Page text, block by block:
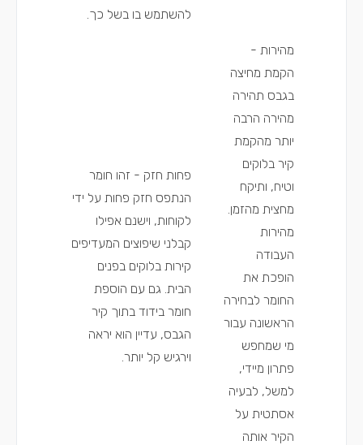
להשתמש בו בשל כך.
מהירות -
הקמת מחיצה
בגבס תהירה
מהירה הרבה
יותר מהקמת
קיר בלוקים
וטיח, ותיקח
מחצית מהזמן.
מהירות
העבודה
הופכת את
החומר לבחירה
הראשונה עבור
מי שמחפש
פתרון מיידי,
למשל, לבעיה
אסתטית על
הקיר אותה
פחות חזק - זהו חומר
הנתפס חזק פחות על ידי
לקוחות, וישנם אפילו
קבלני שיפוצים המעדיפים
קירות בלוקים בפנים
הבית. גם עם הוספת
חומר בידוד בתוך קיר
הגבס, עדיין הוא יראה
וירגיש קל יותר.